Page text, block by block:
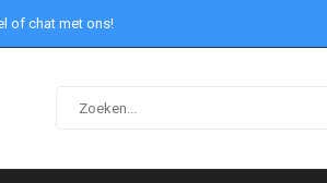
of chat met ons!